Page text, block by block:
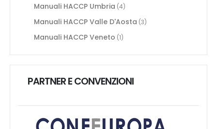
Manuali HACCP Umbria (4)
Manuali HACCP Valle D'Aosta (3)
Manuali HACCP Veneto (1)
PARTNER E CONVENZIONI